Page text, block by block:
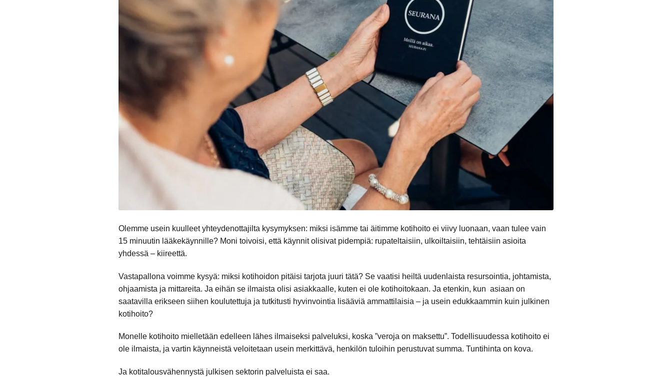
Olemme usein kuulleet yhteydenottajilta kysymyksen: miksi isämme tai äitimme kotihoito ei viivy luonaan, vaan tulee vain
15 minuutin lääkekäynnille? Moni toivoisi, että käynnit olisivat pidempiä: rupateltaisiin, ulkoiltaisiin, tehtäisiin asioita
yhdessä – kiireettä.
Vastapallona voimme kysyä: miksi kotihoidon pitäisi tarjota juuri tätä? Se vaatisi heiltä uudenlaista resursointia, johtamista,
ohjaamista ja mittareita. Ja eihän se ilmaista olisi asiakkaalle, kuten ei ole kotihoitokaan. Ja etenkin, kun asiaan on
saatavilla erikseen siihen koulutettuja ja tutkitusti hyvinvointia lisääviä ammattilaisia – ja usein edukkaammin kuin julkinen
kotihoito?
Monelle kotihoito mielletään edelleen lähes ilmaiseksi palveluksi, koska ”veroja on maksettu”. Todellisuudessa kotihoito ei
ole ilmaista, ja vartin käynneistä veloitetaan usein merkittävä, henkilön tuloihin perustuvat summa. Tuntihinta on kova.
Ja kotitalousvähennystä julkisen sektorin palveluista ei saa.